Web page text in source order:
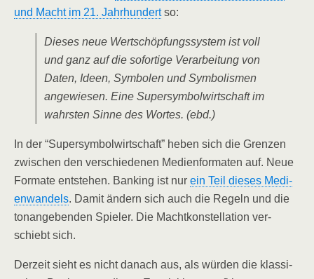
und Macht im 21. Jahr­hun­dertso:
Die­ses neue Wert­schöp­fungs­sys­tem ist voll
und ganz auf die sofor­ti­ge Ver­ar­bei­tung von
Daten, Ideen, Sym­bo­len und Sym­bo­lis­men
ange­wie­sen. Eine Super­sym­bol­wirt­schaft im
wahrs­ten Sin­ne des Wor­tes. (ebd.)
In der “Super­sym­bol­wirt­schaft” heben sich die Gren­zen
zwi­schen den ver­schie­de­nen Medi­en­for­ma­ten auf. Neue
For­ma­te ent­ste­hen. Ban­king ist nur ein Teil die­ses Medi­
en­wan­dels. Damit ändern sich auch die Regeln und die
ton­an­ge­ben­den Spie­ler. Die Macht­kon­stel­la­ti­on ver­
schiebt sich.
Der­zeit sieht es nicht danach aus, als wür­den die klas­si­